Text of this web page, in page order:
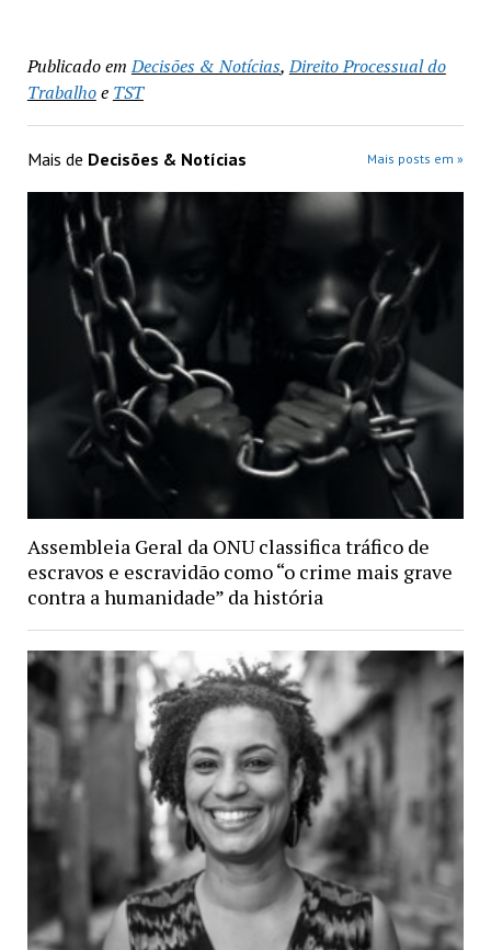
Publicado em Decisões & Notícias,Direito Processual do
Trabalhoe TST
Mais de Decisões & Notícias Mais posts em »
Assembleia Geral da ONU classifica tráfico de
escravos e escravidão como “o crime mais grave
contra a humanidade” da história